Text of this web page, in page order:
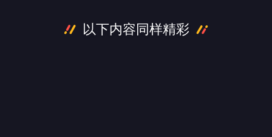
以下内容同样精彩